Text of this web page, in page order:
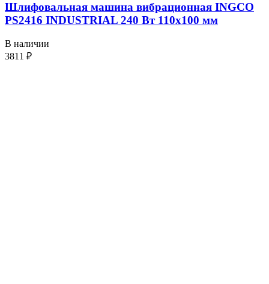
Шлифовальная машина вибрационная INGCO
PS2416 INDUSTRIAL 240 Вт 110х100 мм
В наличии
3811 ₽